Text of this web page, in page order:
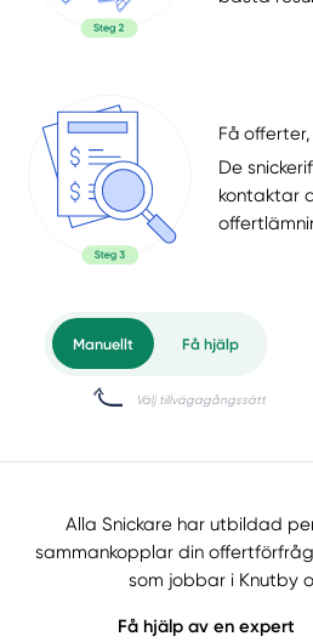
Få
De
kontaktar
Alla Snickare har utbildad
sammankopplar din
som jobbar i Knutby
Få hjälp av en expert